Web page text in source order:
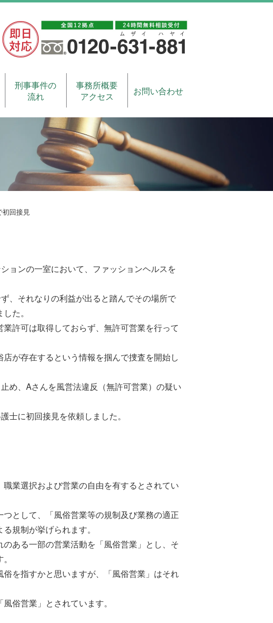
刑事事件の
流れ
事務所概要
アクセス
お問い合わせ
初回接見
ョンの一室において、ファッションヘルスを
、それなりの利益が出ると踏んでその場所で
た。
許可は取得しておらず、無許可営業を行って
が存在するという情報を掴んで捜査を開始し
め、Aさんを風営法違反（無許可営業）の疑い
士に初回接見を依頼しました。
業選択および営業の自由を有するとされてい
として、「風俗営業等の規制及び業務の適正
規制が挙げられます。
ある一部の営業活動を「風俗営業」とし、そ
を指すかと思いますが、「風俗営業」はそれ
俗営業」とされています。